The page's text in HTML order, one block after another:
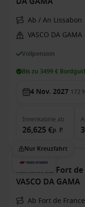
Ab / An Lissabon
VASCO DA GAMA
Vollpension
Bis zu 3499 €
4 Nov. 2027 172
Innenkabine ab
26,625 €p. P.
Nur Kreuzfahrt
Karibik ab Fort
VASCO DA GAMA
Ab Fort de